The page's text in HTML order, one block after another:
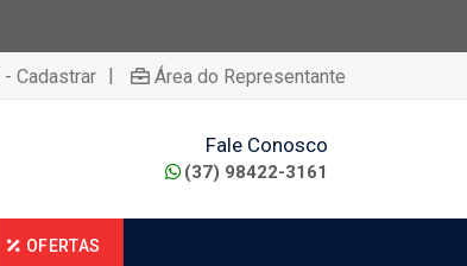
Cadastrar | Área do Representante
Fale Conosco
(37) 98422-3161
OFERTAS